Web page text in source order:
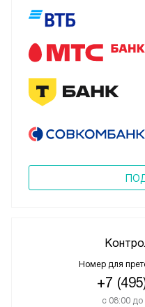
Номер для
+7
с 08:00